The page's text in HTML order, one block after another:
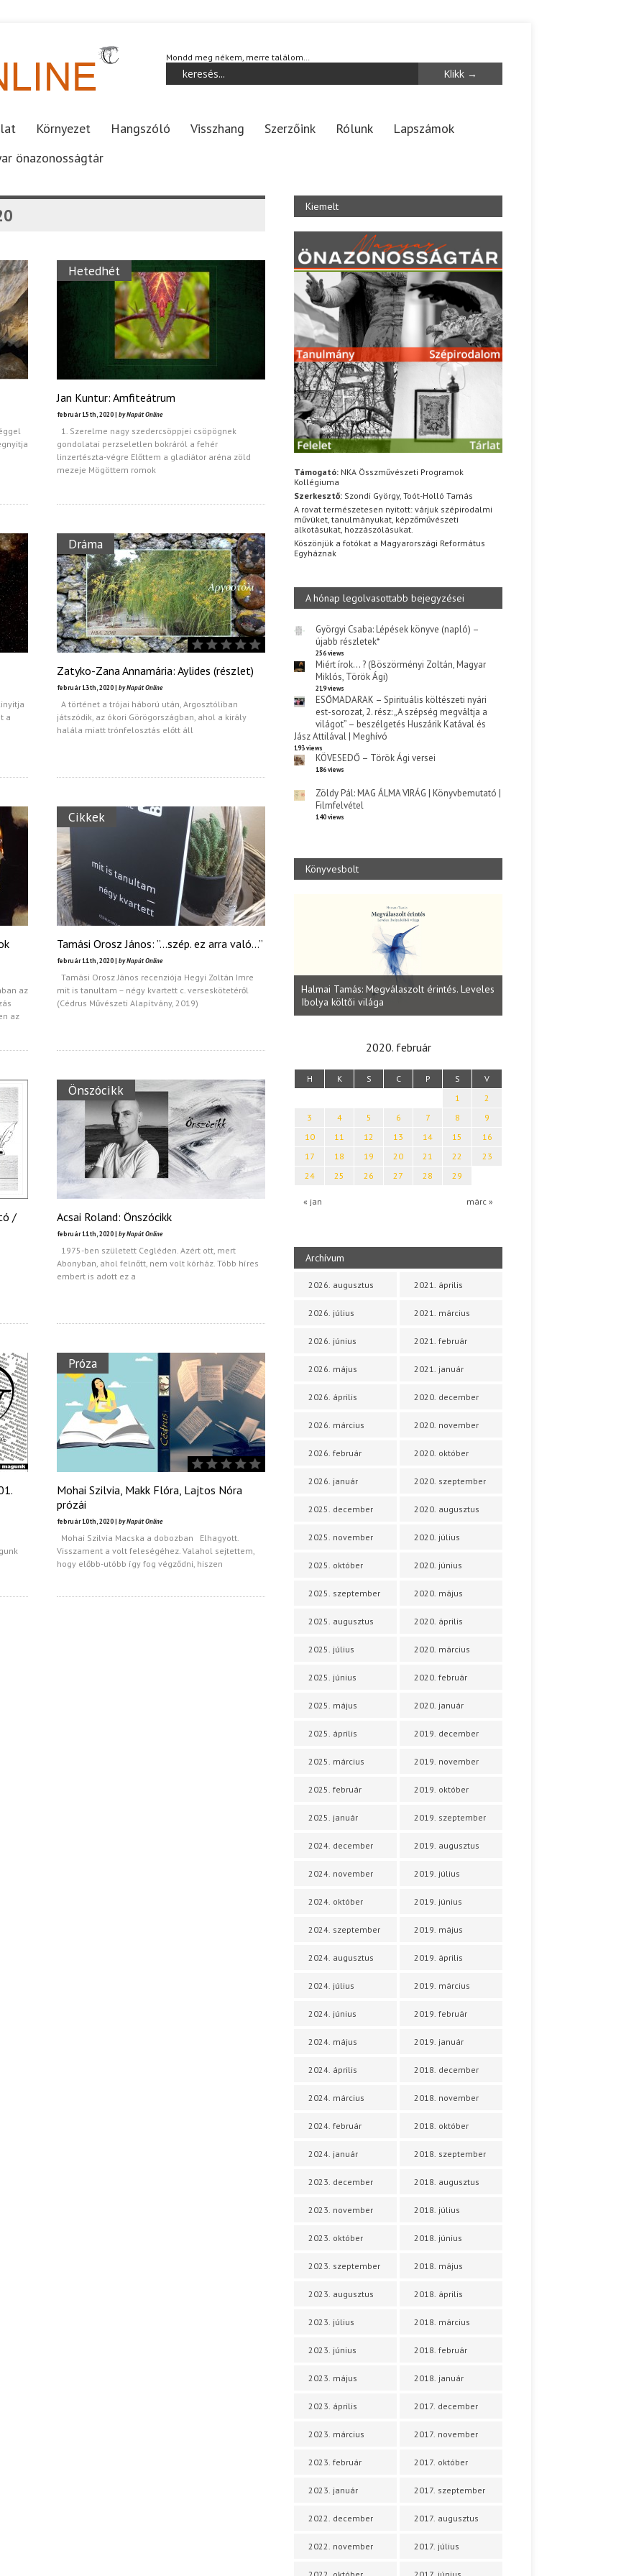
Mondd meg nékem, merre találom…
Környezet Hangszóló Visszhang Szerzőink Rólunk
Lapszámok
önazonosságtár
Hetedhét
Jan Kuntur: Amfiteátrum
február 15th, 2020 | by Napút Online
1. Szerelme nagy szedercsöppjei csöpögnek
gondolatai perzseletlen bokráról a fehér
linzertészta-végre Előttem a gladiátor aréna zöld
mezeje Mögöttem romok
a
Dráma
Zatyko-Zana Annamária: Aylides (részlet)
február 13th, 2020 | by Napút Online
A történet a trójai háború után, Argosztóliban
játszódik, az ókori Görögországban, ahol a király
halála miatt trónfelosztás előtt áll
az
az
Cikkek
Tamási Orosz János: ”…szép. ez arra való…”
február 11th, 2020 | by Napút Online
Tamási Orosz János recenziója Hegyi Zoltán Imre
mit is tanultam – négy kvartett c. verseskötetéről
(Cédrus Művészeti Alapítvány, 2019)
/
Önszócikk
Acsai Roland: Önszócikk
február 11th, 2020 | by Napút Online
1975-ben született Cegléden. Azért ott, mert
Abonyban, ahol felnőtt, nem volt kórház. Több híres
embert is adott ez a
Próza
Mohai Szilvia, Makk Flóra, Lajtos Nóra
prózái
február 10th, 2020 | by Napút Online
Mohai Szilvia Macska a dobozban Elhagyott.
Visszament a volt feleségéhez. Valahol sejtettem,
hogy előbb-utóbb így fog végződni, hiszen
Kiemelt
Támogató: NKA Összművészeti Programok
Kollégiuma
Szerkesztő: Szondi György, Toót-Holló Tamás
A rovat természetesen nyitott: várjuk szépirodalmi
művüket, tanulmányukat, képzőművészeti
alkotásukat, hozzászólásukat.
Köszönjük a fotókat a Magyarországi Református
Egyháznak
A hónap legolvasottabb bejegyzései
Györgyi Csaba: Lépések könyve (napló) –
újabb részletek*
256 views
Miért írok… ? (Böszörményi Zoltán, Magyar
Miklós, Török Ági)
219 views
ESŐMADARAK – Spirituális költészeti nyári
est-sorozat, 2. rész: „A szépség megváltja a
világot” – beszélgetés Huszárik Katával és
Jász Attilával | Meghívó
193 views
KÖVESEDŐ – Török Ági versei
186 views
Zöldy Pál: MAG ÁLMA VIRÁG | Könyvbemutató |
Filmfelvétel
140 views
Könyvesbolt
Parvathy Baul: A NAGY LELKEK DALAI.
Bevezetés a bául ösvénybe (Fordította:
Rideg Zsófia)
Halmai Tamás: Megválaszolt érintés. Leveles
Ibolya költői világa
2020. február
H K S C P S V
« jan márc »
1
2
3
4 5 6 7 8
9
10
11 12 13 14 15
16
17
18 19 20 21 22
23
24
25 26 27 28 29
Archívum
2026. augusztus
2026. július
2026. június
2026. május
2026. április
2026. március
2026. február
2026. január
2025. december
2025. november
2025. október
2025. szeptember
2025. augusztus
2025. július
2025. június
2025. május
2025. április
2025. március
2025. február
2025. január
2024. december
2024. november
2024. október
2024. szeptember
2024. augusztus
2024. július
2024. június
2024. május
2024. április
2024. március
2024. február
2024. január
2023. december
2023. november
2023. október
2023. szeptember
2023. augusztus
2023. július
2023. június
2023. május
2023. április
2023. március
2023. február
2023. január
2022. december
2022. november
2021. április
2021. március
2021. február
2021. január
2020. december
2020. november
2020. október
2020. szeptember
2020. augusztus
2020. július
2020. június
2020. május
2020. április
2020. március
2020. február
2020. január
2019. december
2019. november
2019. október
2019. szeptember
2019. augusztus
2019. július
2019. június
2019. május
2019. április
2019. március
2019. február
2019. január
2018. december
2018. november
2018. október
2018. szeptember
2018. augusztus
2018. július
2018. június
2018. május
2018. április
2018. március
2018. február
2018. január
2017. december
2017. november
2017. október
2017. szeptember
2017. augusztus
2017. július